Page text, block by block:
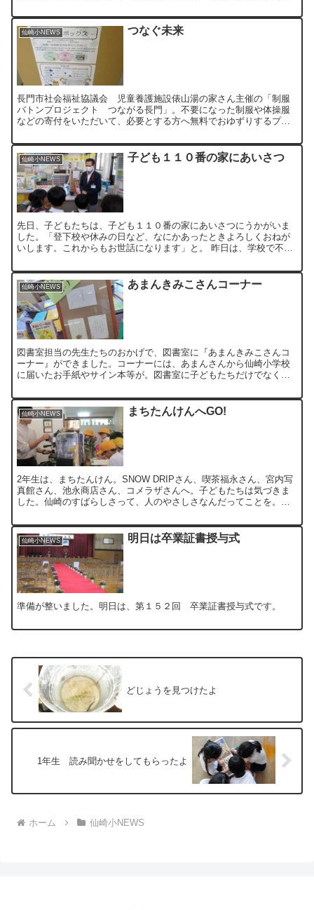
り」。...
仙崎小NEWS つなぐ未来
長門市社会福祉協議会 児童養護施設俵山湯の家さん主催の「制服
バトンプロジェクト つながる長門」。不要になった制服や体操服
などの寄付をいただいて、必要とする方へ無料でおゆずりするプロ
し...
仙崎小NEWS 子ども１１０番の家にあいさつ
先日、子どもたちは、子ども１１０番の家にあいさつにうかがいま
した。「登下校や休みの日など、なにかあったときよろしくおねが
いします。これからもお世話になります」と。 昨日は、学校で不審
仙崎小NEWS あまんきみこさんコーナー
図書室担当の先生たちのおかげで、図書室に『あまんきみこさんコ
ーナー』ができました。コーナーには、あまんさんから仙崎小学校
に届いたお手紙やサイン本等が。図書室に子どもたちだけでなく、
プ...
仙崎小NEWS まちたんけんへGO!
2年生は、まちたんけん。SNOW DRIPさん、喫茶福永さん、宮内写
真館さん、池永商店さん、コメラザさんへ。子どもたちは気づきま
した。仙崎のすばらしさって、人のやさしさなんだってことを。そ
仙崎小NEWS 明日は卒業証書授与式
準備が整いました。明日は、第１５２回 卒業証書授与式です。
どじょうを見つけたよ
1年生 読み聞かせをしてもらったよ
ホーム 仙崎小NEWS